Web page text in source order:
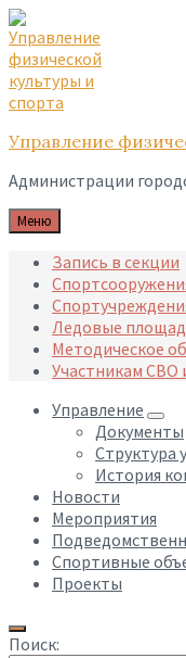
Skip
to
content
Skip
to
main
navigation
Skip
to
footer
Управление
Администрации
Меню
Запись в секции
Ледовые
Методическое
Участникам СВО
Управление
Документы
Структура
История
Новости
Мероприятия
Спортивные
Проекты
Поиск: